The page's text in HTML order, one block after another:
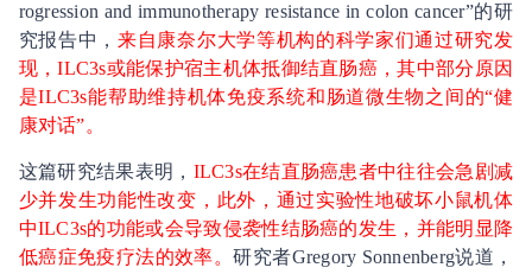
rogression and immunotherapy resistance in colon cancer”的研
究报告中，来自康奈尔大学等机构的科学家们通过研究发
现，ILC3s或能保护宿主机体抵御结直肠癌，其中部分原因
是ILC3s能帮助维持机体免疫系统和肠道微生物之间的“健
康对话”。
这篇研究结果表明， ILC3s在结直肠癌患者中往往会急剧减
少并发生功能性改变，此外，通过实验性地破坏小鼠机体
中ILC3s的功能或会导致侵袭性结肠癌的发生，并能明显降
低癌症免疫疗法的效率。研究者Gregory Sonnenberg说道，